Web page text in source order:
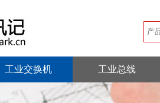
工业交换机 工业总线